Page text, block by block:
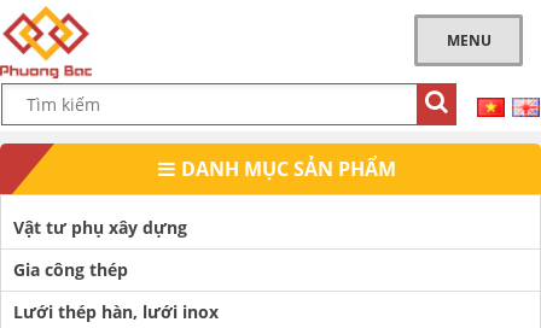
MENU
DANH MỤC SẢN PHẨM
Vật tư phụ xây dựng
Gia công thép
Lưới thép hàn, lưới inox